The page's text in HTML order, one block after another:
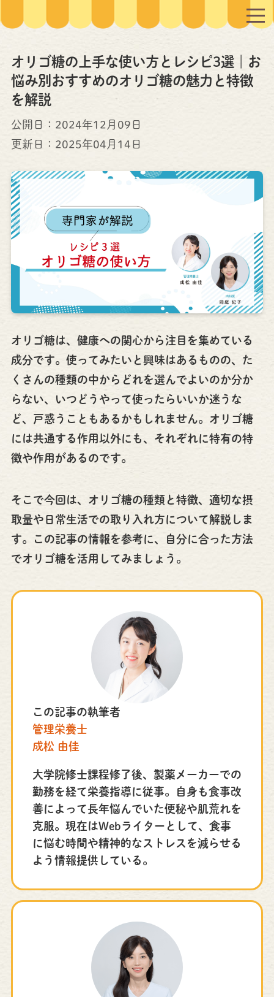
オリゴ糖の上手な使い方とレシピ3選｜お
悩み別おすすめのオリゴ糖の魅力と特徴
を解説
公開日：2024年12月09日
更新日： 2025年04月14日
オリゴ糖は、健康への関心から注目を集めている
成分です。使ってみたいと興味はあるものの、た
くさんの種類の中からどれを選んでよいのか分か
らない、いつどうやって使ったらいいか迷うな
ど、戸惑うこともあるかもしれません。オリゴ糖
には共通する作用以外にも、それぞれに特有の特
徴や作用があるのです。
そこで今回は、オリゴ糖の種類と特徴、適切な摂
取量や日常生活での取り入れ方について解説しま
す。この記事の情報を参考に、自分に合った方法
でオリゴ糖を活用してみましょう。
この記事の執筆者
管理栄養士
成松 由佳
大学院修士課程修了後、製薬メーカーでの
勤務を経て栄養指導に従事。自身も食事改
善によって長年悩んでいた便秘や肌荒れを
克服。現在はWebライターとして、食事
に悩む時間や精神的なストレスを減らせる
よう情報提供している。